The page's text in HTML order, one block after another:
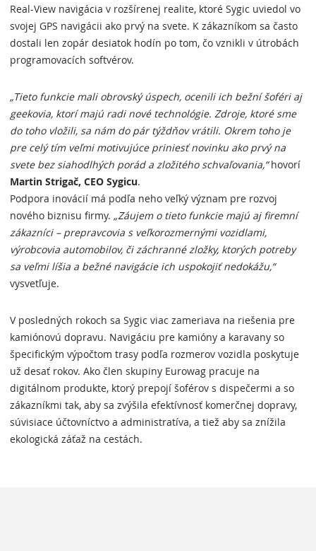
Real-View navigácia v rozšírenej realite, ktoré Sygic uviedol vo
svojej GPS navigácii ako prvý na svete. K zákazníkom sa často
dostali len zopár desiatok hodín po tom, čo vznikli v útrobách
programovacích softvérov.
„Tieto funkcie mali obrovský úspech, ocenili ich bežní šoféri aj
geekovia, ktorí majú radi nové technológie. Zdroje, ktoré sme
do toho vložili, sa nám do pár týždňov vrátili. Okrem toho je
pre celý tím veľmi motivujúce priniesť novinku ako prvý na
svete bez siahodlhých porád a zložitého schvaľovania,“hovorí
Martin Strigač, CEO Sygicu.
Podpora inovácií má podľa neho veľký význam pre rozvoj
nového biznisu firmy. „Záujem o tieto funkcie majú aj firemní
zákazníci – prepravcovia s veľkorozmernými vozidlami,
výrobcovia automobilov, či záchranné zložky, ktorých potreby
sa veľmi líšia a bežné navigácie ich uspokojiť nedokážu,“
vysvetľuje.
V posledných rokoch sa Sygic viac zameriava na riešenia pre
kamiónovú dopravu. Navigáciu pre kamióny a karavany so
špecifickým výpočtom trasy podľa rozmerov vozidla poskytuje
už desať rokov. Ako člen skupiny Eurowag pracuje na
digitálnom produkte, ktorý prepojí šoférov s dispečermi a so
zákazníkmi tak, aby sa zvýšila efektívnosť komerčnej dopravy,
súvisiace účtovníctvo a administratíva, a tiež aby sa znížila
ekologická záťaž na cestách.